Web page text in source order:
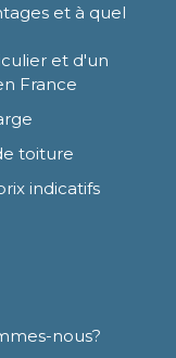
et à quel
et d'un
France
toiture
indicatifs
nous?